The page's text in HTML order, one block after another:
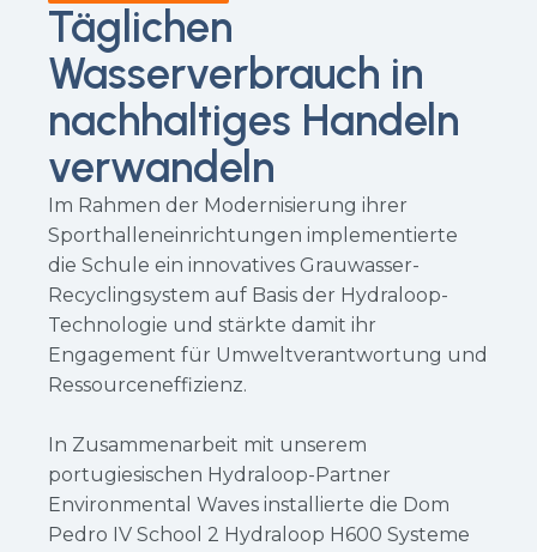
Täglichen
Wasserverbrauch in
nachhaltiges Handeln
verwandeln
Im Rahmen der Modernisierung ihrer
Sporthalleneinrichtungen implementierte
die Schule ein innovatives Grauwasser-
Recyclingsystem auf Basis der Hydraloop-
Technologie und stärkte damit ihr
Engagement für Umweltverantwortung und
Ressourceneffizienz.
In Zusammenarbeit mit unserem
portugiesischen Hydraloop-Partner
Environmental Waves installierte die Dom
Pedro IV School 2 Hydraloop H600 Systeme